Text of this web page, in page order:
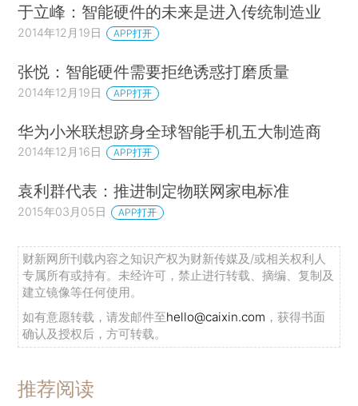
于立峰：智能硬件的未来是进入传统制造业
2014年12月19日 APP打开
张悦：智能硬件需要拒绝诱惑打磨质量
2014年12月19日 APP打开
华为小米联想跻身全球智能手机五大制造商
2014年12月16日 APP打开
袁利群代表：推进制定物联网家电标准
2015年03月05日 APP打开
财新网所刊载内容之知识产权为财新传媒及/或相关权利人
专属所有或持有。未经许可，禁止进行转载、摘编、复制及
建立镜像等任何使用。
如有意愿转载，请发邮件至hello@caixin.com ，获得书面
确认及授权后，方可转载。
推荐阅读